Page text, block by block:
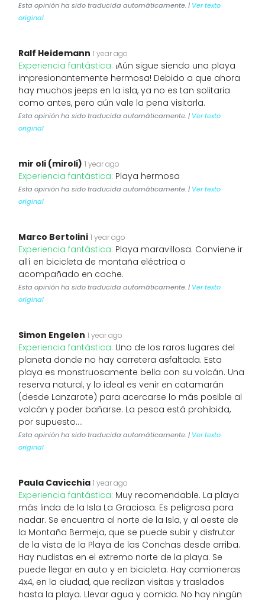
Esta opinión ha sido traducida automáticamente. | Ver texto
original
Ralf Heidemann 1 year ago
Experiencia fantástica: ¡Aún sigue siendo una playa
impresionantemente hermosa! Debido a que ahora
hay muchos jeeps en la isla, ya no es tan solitaria
como antes, pero aún vale la pena visitarla.
Esta opinión ha sido traducida automáticamente. | Ver texto
original
mir oli (miroli) 1 year ago
Experiencia fantástica: Playa hermosa
Esta opinión ha sido traducida automáticamente. | Ver texto
original
Marco Bertolini 1 year ago
Experiencia fantástica: Playa maravillosa. Conviene ir
allí en bicicleta de montaña eléctrica o
acompañado en coche.
Esta opinión ha sido traducida automáticamente. | Ver texto
original
Simon Engelen 1 year ago
Experiencia fantástica: Uno de los raros lugares del
planeta donde no hay carretera asfaltada. Esta
playa es monstruosamente bella con su volcán. Una
reserva natural, y lo ideal es venir en catamarán
(desde Lanzarote) para acercarse lo más posible al
volcán y poder bañarse. La pesca está prohibida,
por supuesto....
Esta opinión ha sido traducida automáticamente. | Ver texto
original
Paula Cavicchia 1 year ago
Experiencia fantástica: Muy recomendable. La playa
más linda de la Isla La Graciosa. Es peligrosa para
nadar. Se encuentra al norte de la Isla, y al oeste de
la Montaña Bermeja, que se puede subir y disfrutar
de la vista de la Playa de las Conchas desde arriba.
Hay nudistas en el extremo norte de la playa. Se
puede llegar en auto y en bicicleta. Hay camioneras
4x4, en la ciudad, que realizan visitas y traslados
hasta la playa. Llevar agua y comida. No hay ningún